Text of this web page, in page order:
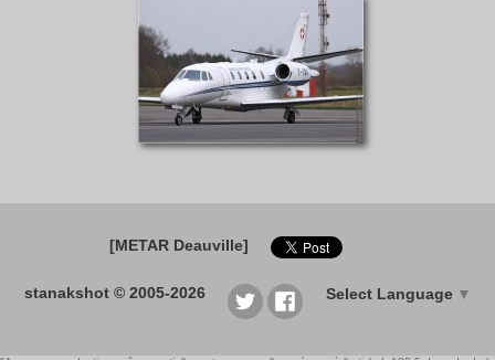
[METAR Deauville]
stanakshot © 2005-2026 Select Language ▼